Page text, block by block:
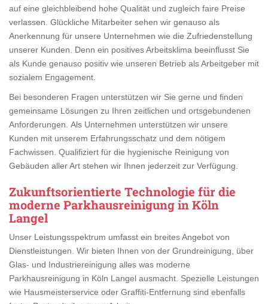
auf eine gleichbleibend hohe Qualität und zugleich faire Preise
verlassen. Glückliche Mitarbeiter sehen wir genauso als
Anerkennung für unsere Unternehmen wie die Zufriedenstellung
unserer Kunden. Denn ein positives Arbeitsklima beeinflusst Sie
als Kunde genauso positiv wie unseren Betrieb als Arbeitgeber mit
sozialem Engagement.
Bei besonderen Fragen unterstützen wir Sie gerne und finden
gemeinsame Lösungen zu Ihren zeitlichen und ortsgebundenen
Anforderungen. Als Unternehmen unterstützen wir unsere
Kunden mit unserem Erfahrungsschatz und dem nötigem
Fachwissen. Qualifiziert für die hygienische Reinigung von
Gebäuden aller Art stehen wir Ihnen jederzeit zur Verfügung.
Zukunftsorientierte Technologie für die
moderne Parkhausreinigung in Köln
Langel
Unser Leistungsspektrum umfasst ein breites Angebot von
Dienstleistungen. Wir bieten Ihnen von der Grundreinigung, über
Glas- und Industriereinigung alles was moderne
Parkhausreinigung in Köln Langel ausmacht. Spezielle Leistungen
wie Hausmeisterservice oder Graffiti-Entfernung sind ebenfalls